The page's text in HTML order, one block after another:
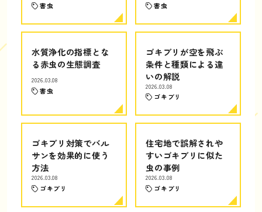
害虫 害虫
水質浄化の指標とな
る赤虫の生態調査
2026.03.08
害虫
ゴキブリが空を飛ぶ
条件と種類による違
いの解説
2026.03.08
ゴキブリ
ゴキブリ対策でバル
サンを効果的に使う
方法
2026.03.08
ゴキブリ
住宅地で誤解されや
すいゴキブリに似た
虫の事例
2026.03.08
ゴキブリ